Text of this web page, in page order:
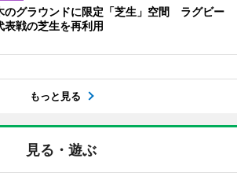
のグラウンドに限定「芝生」空間 ラグビー
表戦の芝生を再利用
もっと見る
見る・遊ぶ